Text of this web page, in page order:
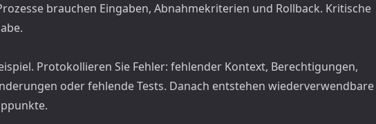
brauchen Eingaben, Abnahmekriterien und Rollback. Kritische
Protokollieren Sie Fehler: fehlender Kontext, Berechtigungen,
oder fehlende Tests. Danach entstehen wiederverwendbare